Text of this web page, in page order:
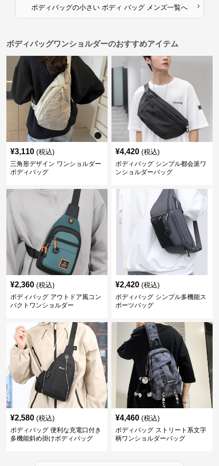
ボディバッグの小さい ボディ バッグ メンズ一覧へ ›
ボディバッグワンショルダーのおすすめアイテム
¥3,110 (税込)
三角形デザイン ワンショルダー
ボディバッグ
¥4,420 (税込)
ボディバッグ シンプル都会派ワ
ンショルダーバッグ
¥2,360 (税込)
ボディバッグ アウトドア風コン
パクトワンショルダー
¥2,420 (税込)
ボディバッグ シンプル多機能ス
ポーツバッグ
¥2,580 (税込)
ボディバッグ 便利な充電口付き
多機能斜め掛けボディバッグ
¥4,460 (税込)
ボディバッグ ストリート系文字
柄ワンショルダーバッグ